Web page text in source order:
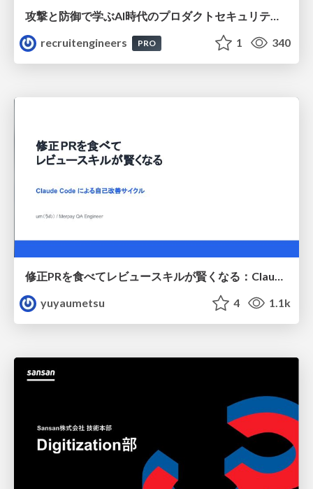
攻撃と防御で学ぶAI時代のプロダクトセキュリティ演習
recruitengineers
PRO 1 340
修正PRを食べてレビュースキルが賢くなる：Claude Codeによる自己改善サイクル
yuyaumetsu
4 1.1k